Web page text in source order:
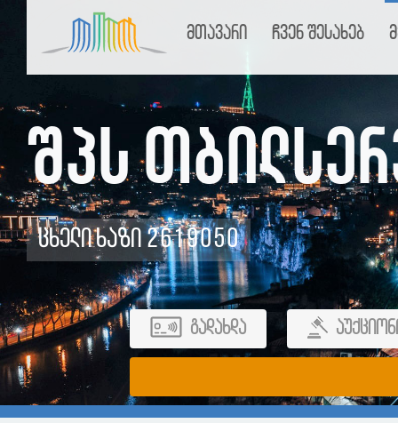
მთავარი ჩვენ შესახებ
შპს
ცხელი ხაზი 2619050
გადახდა